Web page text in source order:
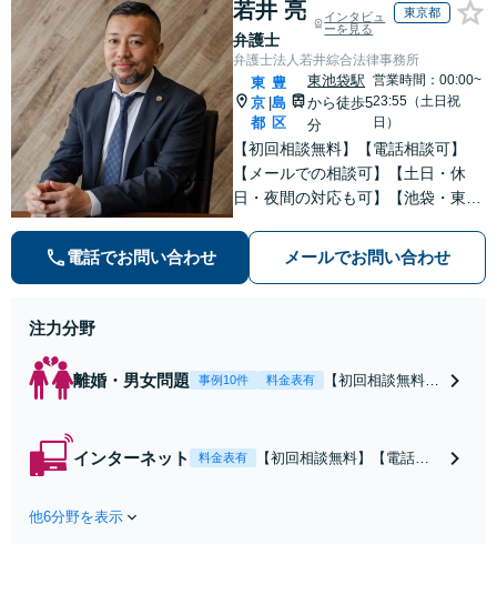
若井 亮
弁護士
インタビュ
ーを見る
東京都
弁護士法人若井綜合法律事務所
東
京
都
|
豊
島
区
東池袋駅
から徒歩5
分
営業時間：00:00~
23:55（土日祝
日）
【初回相談無料】【電話相談可】
【メールでの相談可】【土日・休
日・夜間の対応も可】【池袋・東池
トラブル・刑事事件を中心に「個
人」の方からのご相談・ご依頼を幅
電話でお問い合わせ メールでお問い合わせ
注力分野
離婚・男女問題 事例10件 料金表有
【初回相談無料】
【池袋・東池袋2
インターネット 料金表有
【初回相談無料】【電話相
他6分野を表示